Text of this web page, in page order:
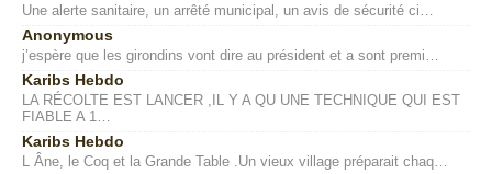
Une alerte sanitaire, un arrêté municipal, un avis de sécurité ci…
Anonymous
j’espère que les girondins vont dire au président et a sont premi…
Karibs Hebdo
LA RÉCOLTE EST LANCER ,IL Y A QU UNE TECHNIQUE QUI EST
FIABLE A 1…
Karibs Hebdo
L Âne, le Coq et la Grande Table .Un vieux village préparait chaq…